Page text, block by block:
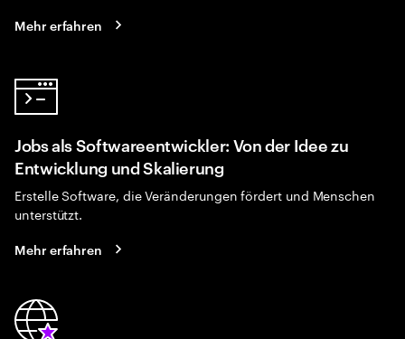
Mehr erfahren
Jobs als Softwareentwickler: Von der Idee zu
Entwicklung und Skalierung
Erstelle Software, die Veränderungen fördert und Menschen
unterstützt.
Mehr erfahren